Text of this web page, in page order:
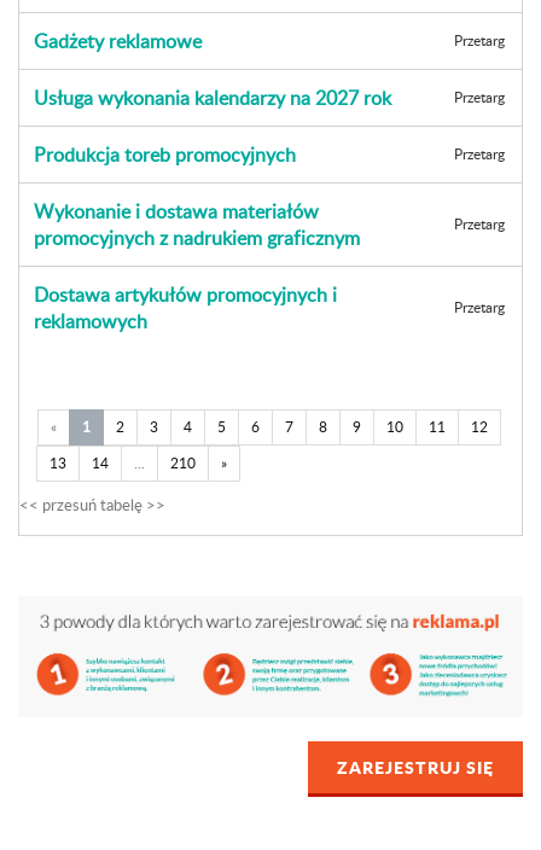
Gadżety reklamowe Przetarg
Usługa wykonania kalendarzy na 2027 rok Przetarg
Produkcja toreb promocyjnych Przetarg
Wykonanie i dostawa materiałów
promocyjnych z nadrukiem graficznym
Przetarg
Dostawa artykułów promocyjnych i
reklamowych
Przetarg
« 1 2 3 4 5 6 7 8 9 10 11
12
13
14 ... 210 »
ZAREJESTRUJ SIĘ